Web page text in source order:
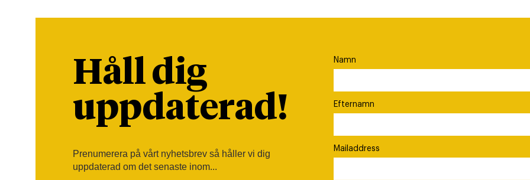
Håll dig
uppdaterad!
Prenumerera på vårt nyhetsbrev så håller vi dig
uppdaterad om det senaste inom...
Namn
Efternamn
Mailaddress